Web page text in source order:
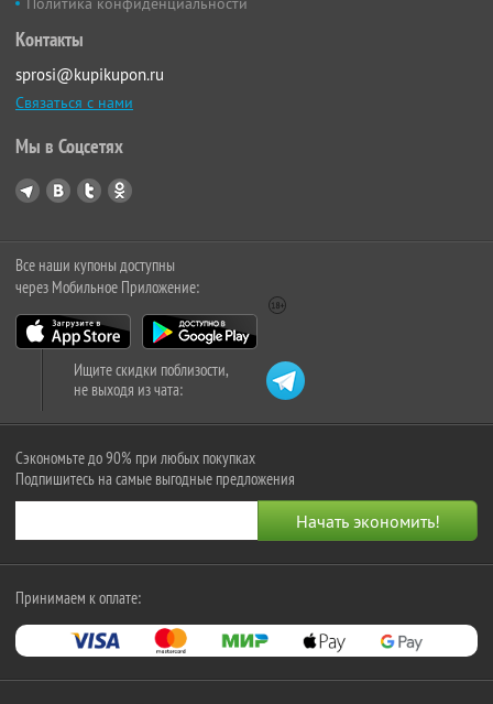
Контакты
sprosi@kupikupon.ru
Связаться с нами
Мы в Соцсетях
Все наши купоны доступны
через Мобильное Приложение:
Ищите скидки поблизости,
не выходя из чата:
Сэкономьте до 90% при любых покупках
Подпишитесь на самые выгодные предложения
Принимаем к оплате: